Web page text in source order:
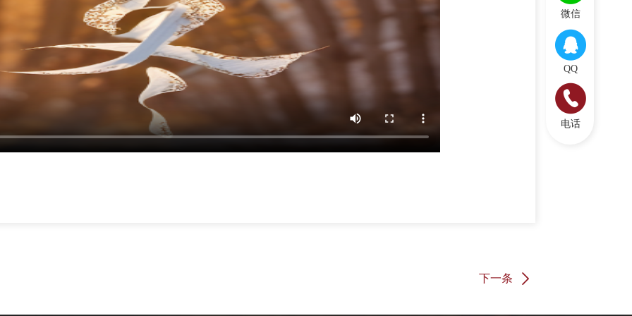
下一条
微信
QQ
电话